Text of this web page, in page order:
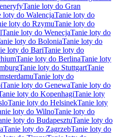
Tanie loty do Gran
loty do WalencjaTanie loty do
loty do RzymuTanie loty do
Tanie loty do WenecjaTanie loty do
loty do BoloniaTanie loty do
loty do BariTanie loty do
Tanie loty do BerlinaTanie loty
Tanie loty do StuttgartTanie
Tanie loty do
Tanie loty do GenewaTanie loty do
loty do KopenhagiTanie loty
Tanie loty do HelsinekTanie loty
loty do WilnoTanie loty do
loty do BudapesztuTanie loty do
Tanie loty do ZagrzebTanie loty do